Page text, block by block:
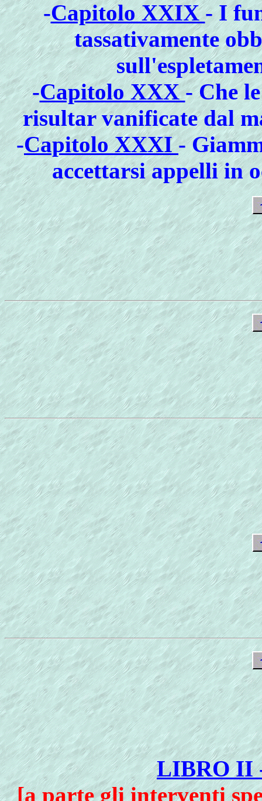
-Capitolo XXIX- I
tassativamente
-Capitolo XXX- Che
risultar vanificate dal
-Capitolo XXXI-
accettarsi appelli in
LIBRO II
[a parte gli interventi